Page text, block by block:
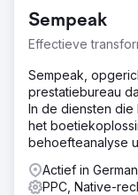
Sempeak
Effectieve
Sempeak,
prestatiebureau
In de diensten
het
behoefteanalyse
Actief in
PPC, Native-